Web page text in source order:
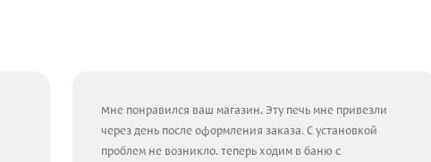
Мне понравился ваш магазин. Эту печь мне привезли
через день после оформления заказа. С установкой
проблем не возникло. теперь ходим в баню с